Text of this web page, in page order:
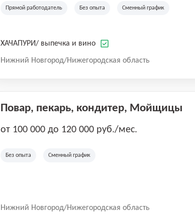
Прямой работодатель Без опыта Сменный график
ХАЧАПУРИ/ выпечка и вино
Нижний Новгород/Нижегородская область
Повар, пекарь, кондитер, Мойщицы
от 100 000 до 120 000 руб./мес.
Без опыта Сменный график
Нижний Новгород/Нижегородская область